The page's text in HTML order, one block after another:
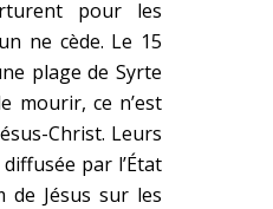
pour les
ne cède. Le 15
plage de Syrte
mourir, ce n’est
Christ. Leurs
par l’État
de Jésus sur les